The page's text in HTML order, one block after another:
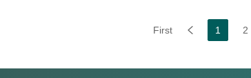
First 1 2